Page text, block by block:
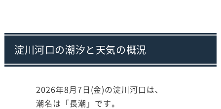
淀川河口の潮汐と天気の概況
2026年8月7日(金)の淀川河口は、
潮名は「長潮」です。